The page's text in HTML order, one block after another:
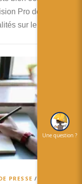
Pro de Apple.
sur le …
PRESSE /
Une question ?